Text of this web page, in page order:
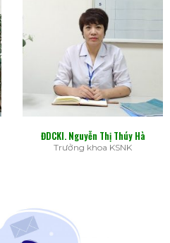
ĐDCKI. Nguyễn Thị Thúy Hà
Trưởng khoa KSNK